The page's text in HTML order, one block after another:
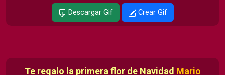
Descargar Gif Crear Gif
Te regalo la primera flor de Navidad Mario